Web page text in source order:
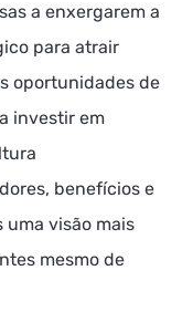
a enxergarem a
para atrair
oportunidades de
investir em
benefícios e
uma visão mais
mesmo de